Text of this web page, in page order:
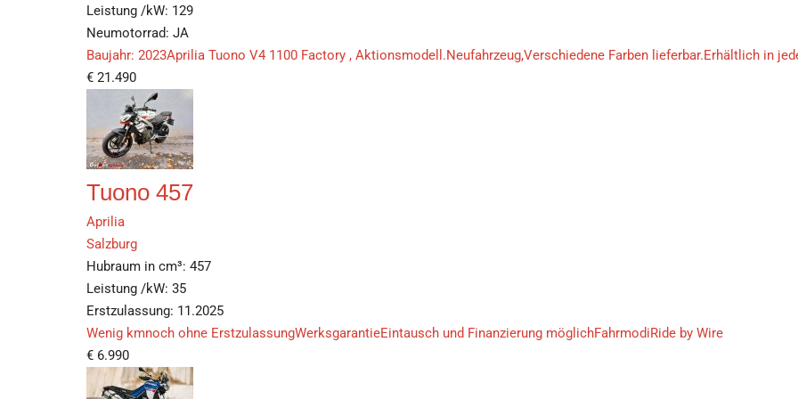
Leistung /kW: 129
Neumotorrad: JA
Baujahr: 2023Aprilia Tuono V4 1100 Factory , Aktionsmodell.Neufahrzeug,Verschiedene Farben lieferbar.Erhältlich in
€ 21.490
Tuono 457
Aprilia
Salzburg
Hubraum in cm³: 457
Leistung /kW: 35
Erstzulassung: 11.2025
Wenig kmnoch ohne ErstzulassungWerksgarantieEintausch und Finanzierung möglichFahrmodiRide by Wire
€ 6.990